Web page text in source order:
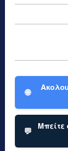
🌐
💬
Μπείτε